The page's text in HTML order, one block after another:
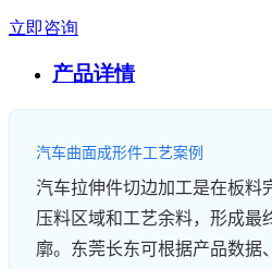
立即咨询
产品详情
汽车曲面成形件工艺案例
汽车拉伸件切边加工是在板料
压料区域和工艺余料，形成最
廓。东莞长东可根据产品数据